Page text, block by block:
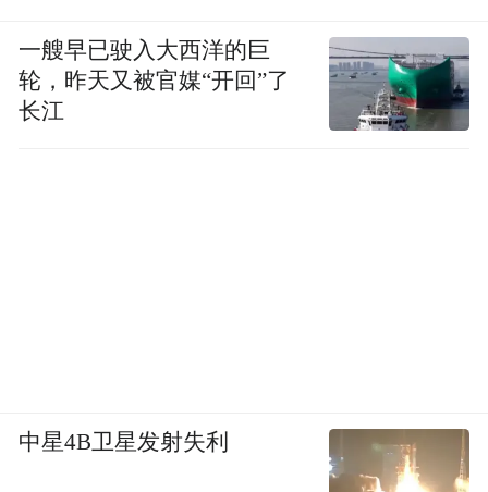
一艘早已驶入大西洋的巨
轮，昨天又被官媒“开回”了
长江
中星4B卫星发射失利